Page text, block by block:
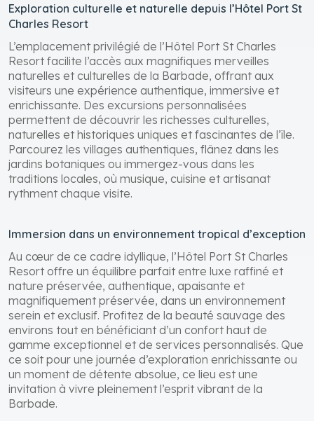
Exploration culturelle et naturelle depuis l’Hôtel Port St
Charles Resort
L’emplacement privilégié de l’Hôtel Port St Charles
Resort facilite l’accès aux magnifiques merveilles
naturelles et culturelles de la Barbade, offrant aux
visiteurs une expérience authentique, immersive et
enrichissante. Des excursions personnalisées
permettent de découvrir les richesses culturelles,
naturelles et historiques uniques et fascinantes de l’île.
Parcourez les villages authentiques, flânez dans les
jardins botaniques ou immergez-vous dans les
traditions locales, où musique, cuisine et artisanat
rythment chaque visite.
Immersion dans un environnement tropical d’exception
Au cœur de ce cadre idyllique, l’Hôtel Port St Charles
Resort offre un équilibre parfait entre luxe raffiné et
nature préservée, authentique, apaisante et
magnifiquement préservée, dans un environnement
serein et exclusif. Profitez de la beauté sauvage des
environs tout en bénéficiant d’un confort haut de
gamme exceptionnel et de services personnalisés. Que
ce soit pour une journée d’exploration enrichissante ou
un moment de détente absolue, ce lieu est une
invitation à vivre pleinement l’esprit vibrant de la
Barbade.